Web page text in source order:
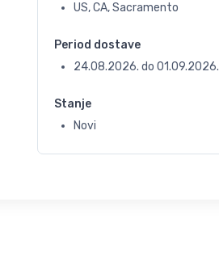
US, CA, Sacramento
Period dostave
24.08.2026. do 01.09.2026.
Stanje
Novi